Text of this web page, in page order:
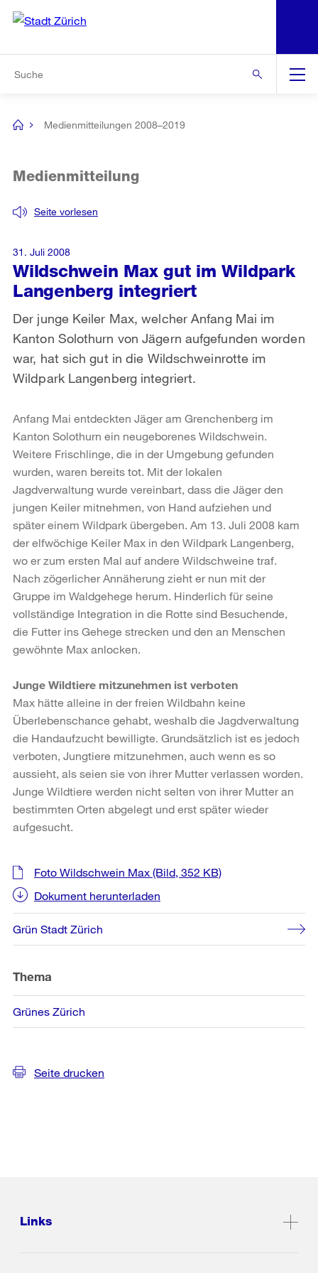
Navigation
[no
Medienmitteilungen 2008–2019
Wildschwein Max gut im Wildpark
Langenberg integriert
Seite vorlesen
Medienmitteilung
Der junge Keiler Max, welcher Anfang Mai im
Kanton Solothurn von Jägern aufgefunden worden
war, hat sich gut in die Wildschweinrotte im
Wildpark Langenberg integriert.
31. Juli 2008
Anfang Mai entdeckten Jäger am Grenchenberg im
Kanton Solothurn ein neugeborenes Wildschwein.
Weitere Frischlinge, die in der Umgebung gefunden
wurden, waren bereits tot. Mit der lokalen
Jagdverwaltung wurde vereinbart, dass die Jäger den
jungen Keiler mitnehmen, von Hand aufziehen und
später einem Wildpark übergeben. Am 13. Juli 2008 kam
der elfwöchige Keiler Max in den Wildpark Langenberg,
wo er zum ersten Mal auf andere Wildschweine traf.
Nach zögerlicher Annäherung zieht er nun mit der
Gruppe im Waldgehege herum. Hinderlich für seine
vollständige Integration in die Rotte sind Besuchende,
die Futter ins Gehege strecken und den an Menschen
gewöhnte Max anlocken.
Junge Wildtiere mitzunehmen ist verboten
Max hätte alleine in der freien Wildbahn keine
Überlebenschance gehabt, weshalb die Jagdverwaltung
die Handaufzucht bewilligte. Grundsätzlich ist es jedoch
verboten, Jungtiere mitzunehmen, auch wenn es so
aussieht, als seien sie von ihrer Mutter verlassen worden.
Junge Wildtiere werden nicht selten von ihrer Mutter an
bestimmten Orten abgelegt und erst später wieder
aufgesucht.
Weitere
Informationen
Foto Wildschwein Max (Bild, 352 KB)
Dokument herunterladen
Grün Stadt Zürich
Thema
Grünes Zürich
Seite drucken
Links